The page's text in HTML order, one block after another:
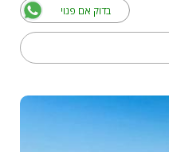
בדוק אם פנוי